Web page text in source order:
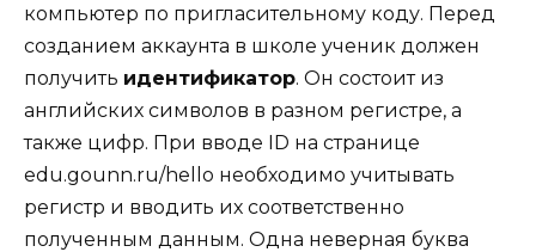
компьютер по пригласительному коду. Перед
созданием аккаунта в школе ученик должен
получить идентификатор. Он состоит из
английских символов в разном регистре, а
также цифр. При вводе ID на странице
edu.gounn.ru/hello необходимо учитывать
регистр и вводить их соответственно
полученным данным. Одна неверная буква